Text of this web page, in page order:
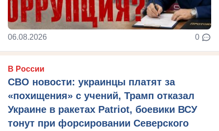
06.08.2026 0
В России
СВО новости: украинцы платят за
«похищения» с учений, Трамп отказал
Украине в ракетах Patriot, боевики ВСУ
тонут при форсировании Северского